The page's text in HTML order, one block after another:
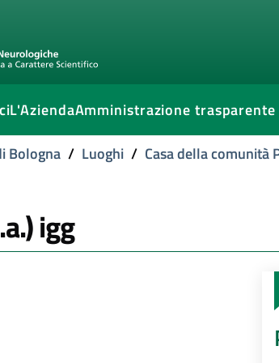
L'AziendaAmministrazione trasparente
Bologna / Luoghi / Casa della comunità
igg